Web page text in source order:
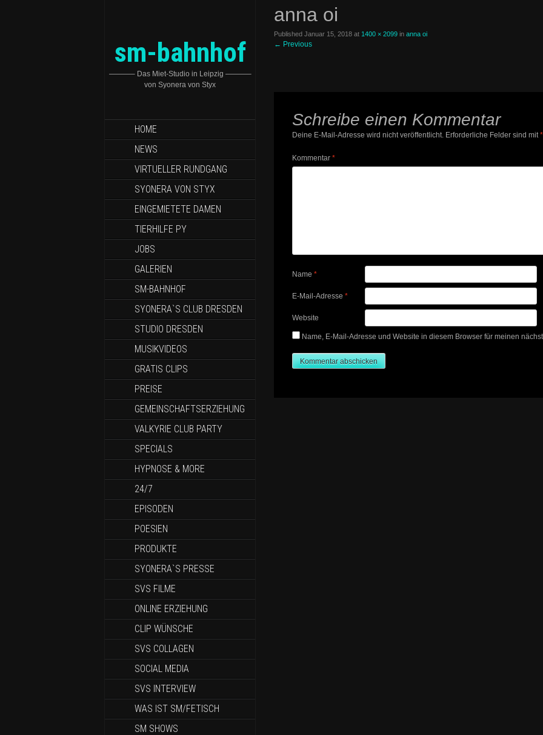
sm-bahnhof
———– Das Miet-Studio in Leipzig ———–
von Syonera von Styx
HOME
NEWS
VIRTUELLER RUNDGANG
SYONERA VON STYX
EINGEMIETETE DAMEN
TIERHILFE PY
JOBS
GALERIEN
SM-BAHNHOF
SYONERA`S CLUB DRESDEN
STUDIO DRESDEN
MUSIKVIDEOS
GRATIS CLIPS
PREISE
GEMEINSCHAFTSERZIEHUNG
VALKYRIE CLUB PARTY
SPECIALS
HYPNOSE & MORE
24/7
EPISODEN
POESIEN
PRODUKTE
SYONERA`S PRESSE
SVS FILME
ONLINE ERZIEHUNG
CLIP WÜNSCHE
SVS COLLAGEN
SOCIAL MEDIA
SVS INTERVIEW
WAS IST SM/FETISCH
SM SHOWS
anna oi
Published Januar 15, 2018 at 1400 × 2099 in anna oi
← Previous
Schreibe einen Kommentar
Deine E-Mail-Adresse wird nicht veröffentlicht. Erforderliche Felder sind mit*
Kommentar *
Name *
E-Mail-Adresse *
Website
Name, E-Mail-Adresse und Website in diesem Browser für meinen